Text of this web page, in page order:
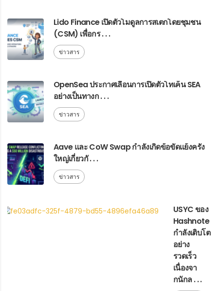
Lido Finance เปิดตัวโมดูลการสเตกโดยชุมชน
(CSM) เพื่อกร . . .
ข่าวสาร
OpenSea ประกาศเลื่อนการเปิดตัวโทเค็น SEA
อย่างเป็นทางก . . .
ข่าวสาร
Aave และ CoW Swap กำลังเกิดข้อขัดแย้งครั้ง
ใหญ่เกี่ยวกั . . .
ข่าวสาร
USYC ของ
Hashnote
กำลังเติบโต
อย่าง
รวดเร็ว
เนื่องจา
กนักล . . .